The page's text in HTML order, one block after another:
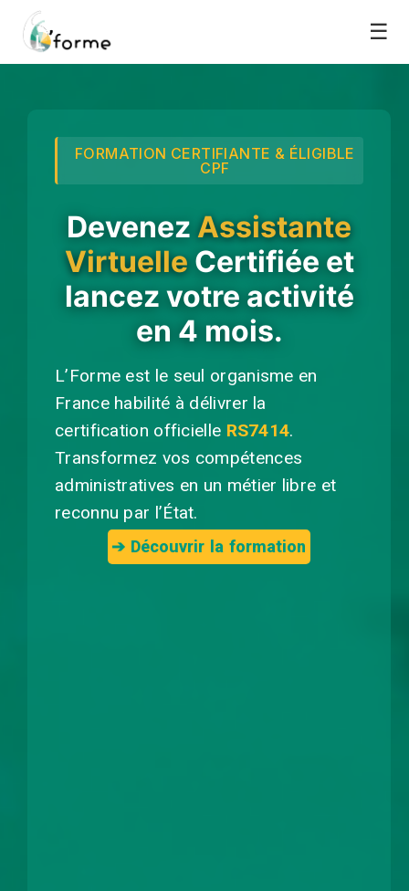
☰
FORMATION CERTIFIANTE & ÉLIGIBLE
CPF
Devenez Assistante
VirtuelleCertifiée et
lancez votre activité
en 4 mois.
L’Forme est le seul organisme en
France habilité à délivrer la
certification officielle RS7414.
Transformez vos compétences
administratives en un métier libre et
reconnu par l’État.
➔ Découvrir la formation